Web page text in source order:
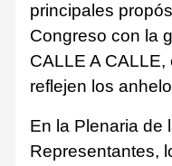
principales
Congreso con la
CALLE A
reflejen los
En la Plenaria de
Representantes,